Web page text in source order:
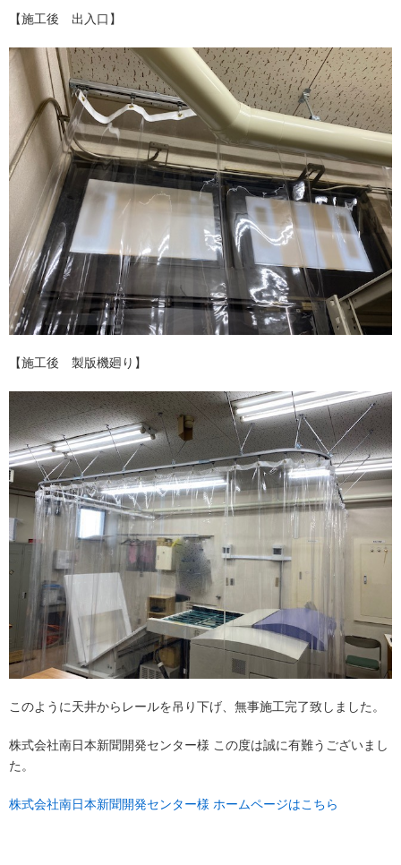
【施工後 出入口】
【施工後 製版機廻り】
このように天井からレールを吊り下げ、無事施工完了致しました。
株式会社南日本新聞開発センター様 この度は誠に有難うございまし
た。
株式会社南日本新聞開発センター様 ホームページはこちら